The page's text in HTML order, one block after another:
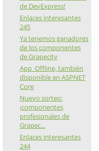
de DevExpress!
Enlaces interesantes
245
Ya tenemos ganadores
de los componentes
de Grapecity
App_Offline, también
disponible en ASPNET
Core
Nuevo sorteo:
¡componentes
profesionales de
Grapec...
Enlaces interesantes
244